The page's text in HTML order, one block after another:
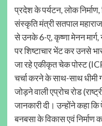
प्रदेश के पर्यटन, लोक निर्माण,
संस्कृति मंत्री सतपाल
से उनके 6-ए, कृष्णा मेनन
पर शिष्टाचार भेंट कर उनसे
जा रहे एकीकृत चेक पोस्ट
चर्चा करने के साथ-साथ
जोड़ने वाली एप्रोच रोड
जानकारी दी। उन्होंने कहा
बनबसा के विकास एवं निर्माण